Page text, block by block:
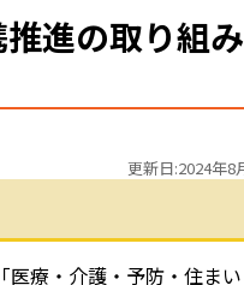
進の取り組み
更新日:2024年8
療・介護・予防・住ま